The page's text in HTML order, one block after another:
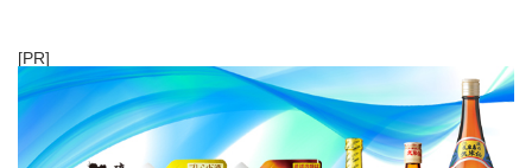
[PR]